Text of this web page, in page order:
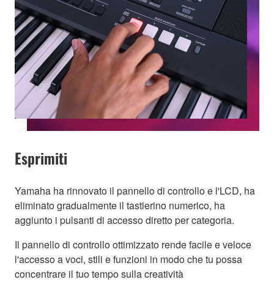
Esprimiti
Yamaha ha rinnovato il pannello di controllo e l'LCD, ha
eliminato gradualmente il tastierino numerico, ha
aggiunto i pulsanti di accesso diretto per categoria.
Il pannello di controllo ottimizzato rende facile e veloce
l'accesso a voci, stili e funzioni in modo che tu possa
concentrare il tuo tempo sulla creatività